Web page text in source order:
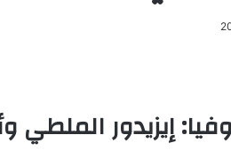
إيزيدور الملطي